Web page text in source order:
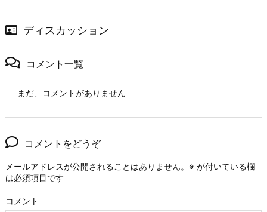
ディスカッション
コメント一覧
まだ、コメントがありません
コメントをどうぞ
メールアドレスが公開されることはありません。 ※ が付いている欄
は必須項目です
コメント